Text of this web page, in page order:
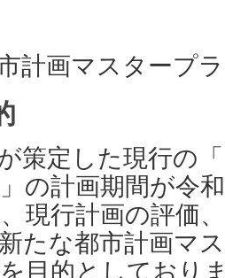
計画マスタープ
策定した現行の
の計画期間が令
現行計画の評価
たな都市計画マ
目的としており